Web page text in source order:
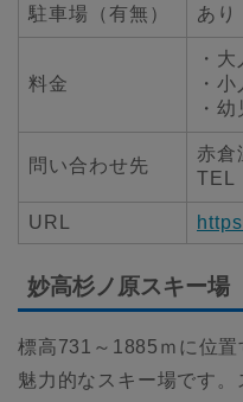
駐車場（有無） あり
料金
・
・
・
問い合わせ先
赤倉
TEL
URL
妙高杉ノ原スキー場
標高731～1885ｍに位
魅力的なスキー場です